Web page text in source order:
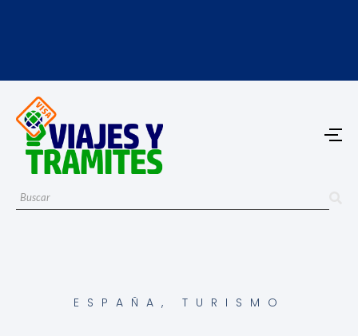
ESPAÑA , TURISMO